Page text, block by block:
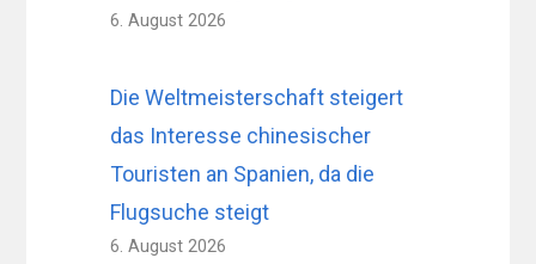
6. August 2026
Die Weltmeisterschaft steigert
das Interesse chinesischer
Touristen an Spanien, da die
Flugsuche steigt
6. August 2026